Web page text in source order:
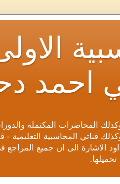
احمد
وكذلك المحاضرات المكتملة
قناتي المحاسبية التعليمية -
الاشارة الى ان جميع المراجع